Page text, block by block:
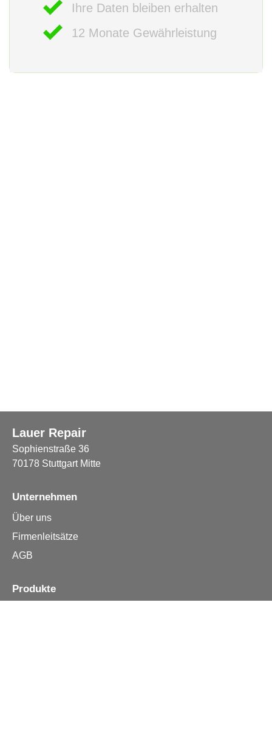
Ihre Daten bleiben erhalten
12 Monate Gewährleistung
Lauer Repair
Sophienstraße 36
70178 Stuttgart Mitte
Unternehmen
Über uns
Firmenleitsätze
AGB
Produkte